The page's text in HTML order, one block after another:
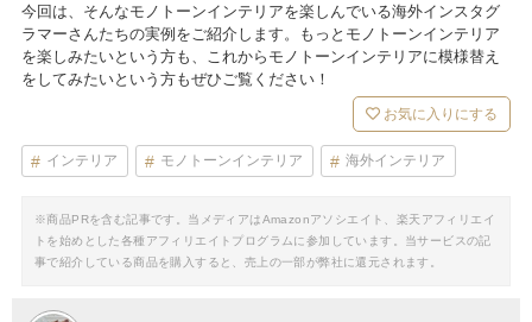
今回は、そんなモノトーンインテリアを楽しんでいる海外インスタグ
ラマーさんたちの実例をご紹介します。もっとモノトーンインテリア
を楽しみたいという方も、これからモノトーンインテリアに模様替え
をしてみたいという方もぜひご覧ください！
お気に入りにする
インテリア モノトーンインテリア 海外インテリア
※商品PRを含む記事です。当メディアはAmazonアソシエイト、楽天アフィリエイ
トを始めとした各種アフィリエイトプログラムに参加しています。当サービスの記
事で紹介している商品を購入すると、売上の一部が弊社に還元されます。